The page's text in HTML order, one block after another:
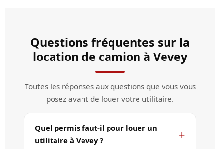
Questions fréquentes sur la
location de camion à Vevey
Toutes les réponses aux questions que vous vous
posez avant de louer votre utilitaire.
Quel permis faut-il pour louer un
utilitaire à Vevey ?